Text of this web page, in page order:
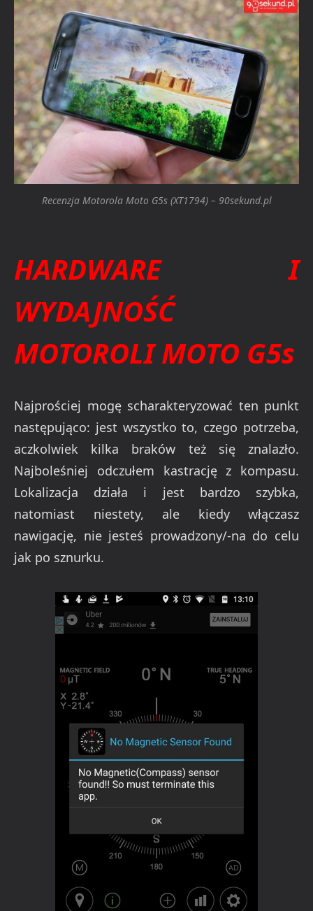
Recenzja Motorola Moto G5s (XT1794) – 90sekund.pl
HARDWARE I
WYDAJNOŚĆ
MOTOROLI MOTO G5s
Najprościej mogę scharakteryzować ten punkt
następująco: jest wszystko to, czego potrzeba,
aczkolwiek kilka braków też się znalazło.
Najboleśniej odczułem kastrację z kompasu.
Lokalizacja działa i jest bardzo szybka,
natomiast niestety, ale kiedy włączasz
nawigację, nie jesteś prowadzony/-na do celu
jak po sznurku.